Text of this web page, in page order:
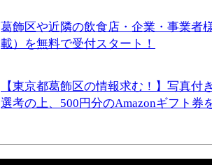
葛飾区や近隣の飲食店・企業・事業者
載）を無料で受付スタート！
【東京都葛飾区の情報求む！】写真
選考の上、500円分のAmazonギフト券